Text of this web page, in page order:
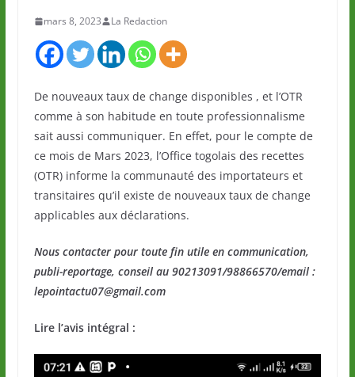
mars 8, 2023 La Redaction
De nouveaux taux de change disponibles , et l’OTR
comme à son habitude en toute professionnalisme
sait aussi communiquer. En effet, pour le compte de
ce mois de Mars 2023, l’Office togolais des recettes
(OTR) informe la communauté des importateurs et
transitaires qu’il existe de nouveaux taux de change
applicables aux déclarations.
Nous contacter pour toute fin utile en communication,
publi-reportage, conseil au 90213091/98866570/email :
lepointactu07@gmail.com
Lire l’avis intégral :